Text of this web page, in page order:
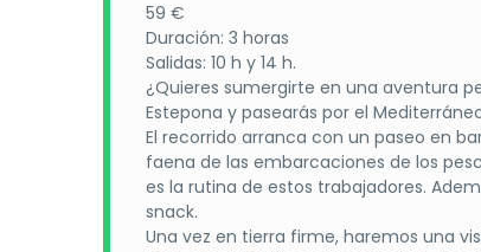
recorrido moderno de 18 hoyos, preparado
diseñado por Gary Player, combina
Julia Golfsorprende por su ubicación entre
para todos los niveles.
En definitiva, este viaje de golf en Estepona
personalidad. Una propuesta perfecta para
59 €
Duración: 3 horas
Salidas: 10 h y 14 h.
¿Quieres sumergirte en una aventura
Estepona y pasearás por el
El recorrido arranca con un paseo en
faena de las embarcaciones de los
es la rutina de estos trabajadores.
snack.
Una vez en tierra firme, haremos una